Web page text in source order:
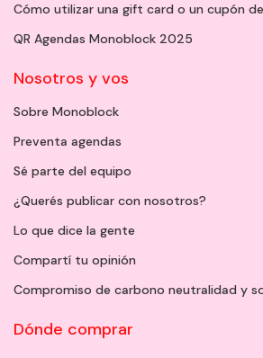
Cómo utilizar una gift card o un cupón
QR Agendas Monoblock 2025
Nosotros y vos
Sobre Monoblock
Preventa agendas
Sé parte del equipo
¿Querés publicar con nosotros?
Lo que dice la gente
Compartí tu opinión
Compromiso de carbono neutralidad y
Dónde comprar